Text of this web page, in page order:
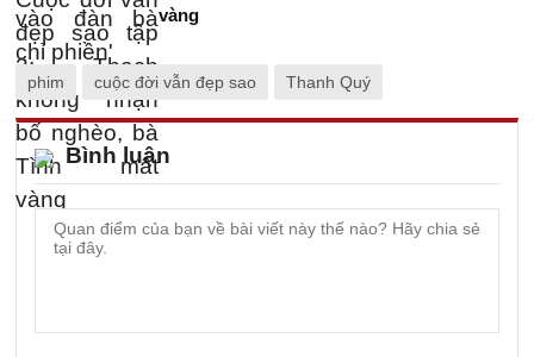
vàng
phim cuộc đời vẫn đẹp sao Thanh Quý
Bình luận